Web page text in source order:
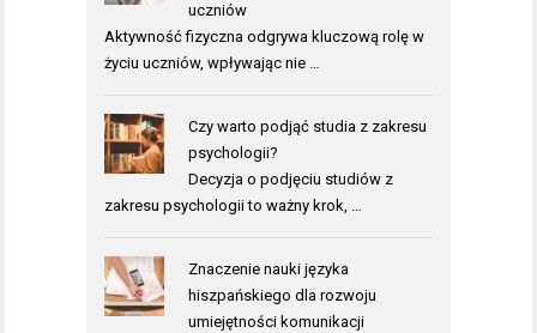
uczniów
Aktywność fizyczna odgrywa kluczową rolę w
życiu uczniów, wpływając nie …
Czy warto podjąć studia z zakresu
psychologii?
Decyzja o podjęciu studiów z
zakresu psychologii to ważny krok, …
Znaczenie nauki języka
hiszpańskiego dla rozwoju
umiejętności komunikacji